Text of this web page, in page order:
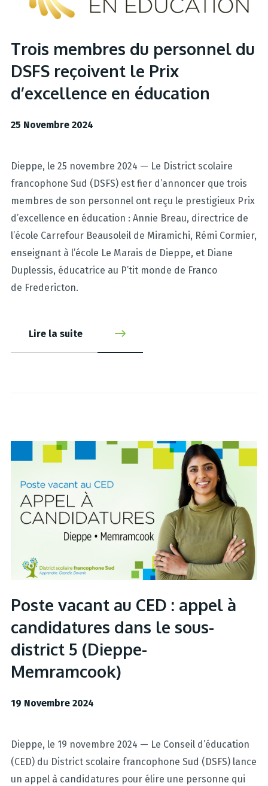
Trois membres du personnel du
DSFS reçoivent le Prix
d’excellence en éducation
25 Novembre 2024
Dieppe, le 25 novembre 2024 — Le District scolaire
francophone Sud (DSFS) est fier d’annoncer que trois
membres de son personnel ont reçu le prestigieux Prix
d’excellence en éducation : Annie Breau, directrice de
l’école Carrefour Beausoleil de Miramichi, Rémi Cormier,
enseignant à l’école Le Marais de Dieppe, et Diane
Duplessis, éducatrice au P’tit monde de Franco
de Fredericton.
Lire la suite
Poste vacant au CED : appel à
candidatures dans le sous-
district 5 (Dieppe-
Memramcook)
19 Novembre 2024
Dieppe, le 19 novembre 2024 — Le Conseil d’éducation
(CED) du District scolaire francophone Sud (DSFS) lance
un appel à candidatures pour élire une personne qui